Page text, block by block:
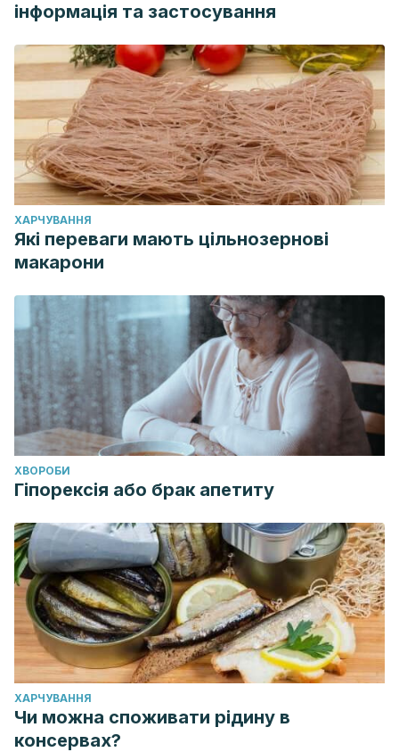
інформація та застосування
ХАРЧУВАННЯ
Які переваги мають цільнозернові
макарони
ХВОРОБИ
Гіпорексія або брак апетиту
ХАРЧУВАННЯ
Чи можна споживати рідину в
консервах?